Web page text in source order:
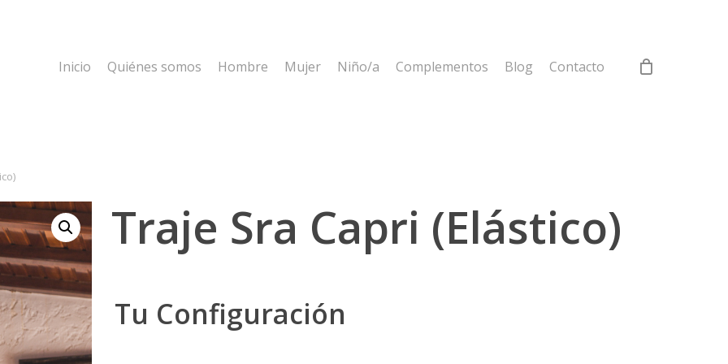
Inicio Quiénes somos Hombre Mujer Niño/a Complementos Blog Contacto
Traje Sra Capri (Elástico)
Tu Configuración